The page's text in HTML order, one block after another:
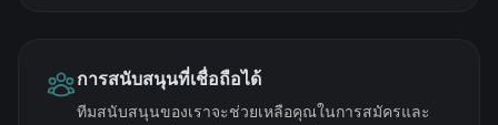
การสนับสนุนที่เชื่อถือได้
ทีมสนับสนุนของเราจะช่วยเหลือคุณในการสมัครและ